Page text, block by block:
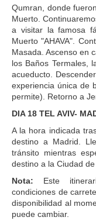
Qumran, donde
Muerto.
a visitar la famosa
Muerto "AHAVA".
Masada. Ascenso en
los Baños Termales,
acueducto.
experiencia única de
permite). Retorno a
DIA 18 TEL AVIV-
A la hora indicada
destino a Madrid.
tránsito mientras
destino a la Ciudad
Nota: Este
condiciones de
disponibilidad al
puede cambiar.